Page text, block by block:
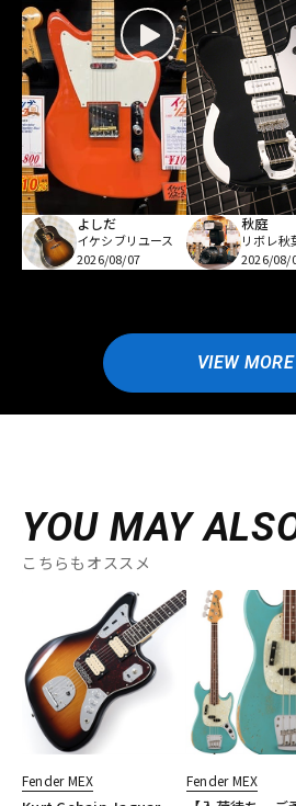
よしだ
イケシブリユース
2026/08/07
秋庭
リボレ秋
2026/08/
VIEW MORE
YOU MAY
こちらもオススメ
Fender MEX Fender MEX